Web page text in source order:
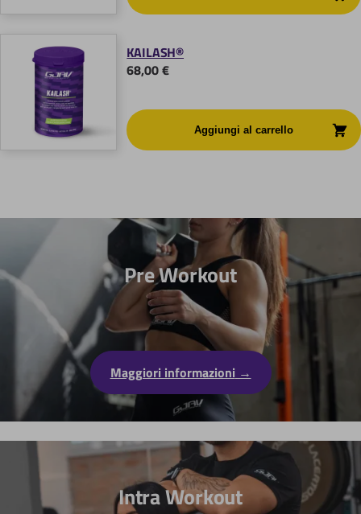
KAILASH®
68,00 €
Pre Workout
Maggiori informazioni
Intra Workout